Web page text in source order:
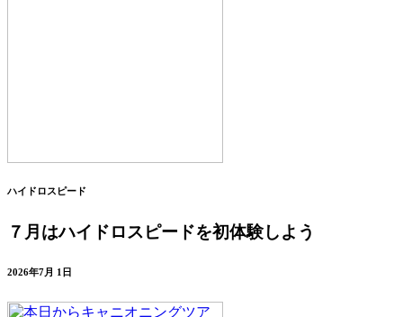
ハイドロスピード
７月はハイドロスピードを初体験しよう
2026年7月 1日